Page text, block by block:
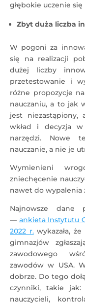
głębokie uczenie się
Zbyt duża liczba
W pogoni za
się na realizacji
dużej liczby
przetestowanie i
różne propozycje
nauczaniu, a to jak
jest
wkład i decyzja
narzędzi. Nowe
nauczanie, a nie je
Wymienieni
zniechęcenie
nawet do wypalenia
Najnowsze dane
— ankieta Instytutu
2022 r.wykazała,
gimnazjów
zawodowego
zawodów w USA.
dobrze. Do tego
czynniki, takie jak:
nauczycieli,